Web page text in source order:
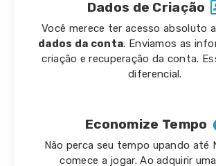
Dados de Criação
Você merece ter acesso absoluto a
dados da conta. Enviamos as
criação e recuperação da conta.
diferencial.
Economize Tempo
Não perca seu tempo upando até
comece a jogar. Ao adquirir